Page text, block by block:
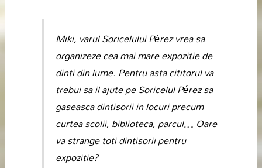
Miki, varul SoriceluluiPérezvrea sa
organizeze cea mai mare expozitie de
dinti din lume. Pentru asta cititorul va
trebui sa il ajute pe SoricelulPérezsa
gaseasca dintisorii in locuri precum
curtea scolii, biblioteca, parcul… Oare
va strange toti dintisorii pentru
expozitie?